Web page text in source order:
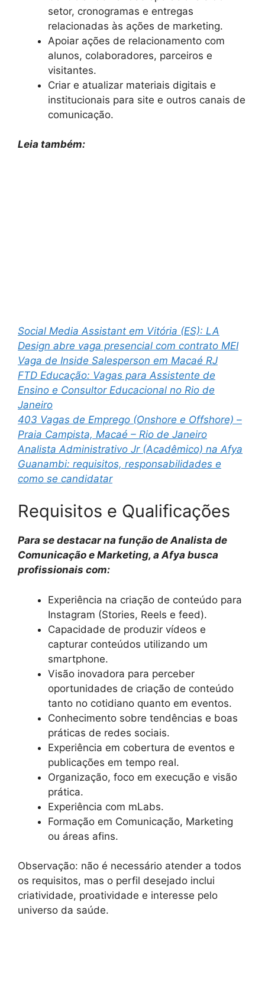
setor, cronogramas e entregas
relacionadas às ações de marketing.
Apoiar ações de relacionamento com
alunos, colaboradores, parceiros e
visitantes.
Criar e atualizar materiais digitais e
institucionais para site e outros canais de
comunicação.
Leia também:
Social Media Assistant em Vitória (ES): LA
Design abre vaga presencial com contrato MEI
Vaga de Inside Salesperson em Macaé RJ
FTD Educação: Vagas para Assistente de
Ensino e Consultor Educacional no Rio de
Janeiro
403 Vagas de Emprego (Onshore e Offshore) –
Praia Campista, Macaé – Rio de Janeiro
Analista Administrativo Jr (Acadêmico) na Afya
Guanambi: requisitos, responsabilidades e
como se candidatar
Requisitos e Qualificações
Para se destacar na função de Analista de
Comunicação e Marketing, a Afya busca
profissionais com:
Experiência na criação de conteúdo para
Instagram (Stories, Reels e feed).
Capacidade de produzir vídeos e
capturar conteúdos utilizando um
smartphone.
Visão inovadora para perceber
oportunidades de criação de conteúdo
tanto no cotidiano quanto em eventos.
Conhecimento sobre tendências e boas
práticas de redes sociais.
Experiência em cobertura de eventos e
publicações em tempo real.
Organização, foco em execução e visão
prática.
Experiência com mLabs.
Formação em Comunicação, Marketing
ou áreas afins.
Observação: não é necessário atender a todos
os requisitos, mas o perfil desejado inclui
criatividade, proatividade e interesse pelo
universo da saúde.